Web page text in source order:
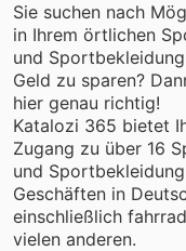
Sie suchen nach
in Ihrem örtlichen
und
Geld zu sparen?
hier genau richtig!
Katalozi 365 bietet
Zugang zu über 16
und Sportbekleidung
Geschäften in
einschließlich
vielen anderen.